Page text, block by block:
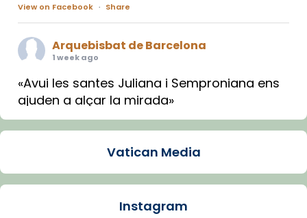
View on Facebook · Share
Arquebisbat de Barcelona
1 week ago
«Avui les santes Juliana i Semproniana ens
ajuden a alçar la mirada»
Mons. Sergi Gordo, bisbe de Tortosa, ha
Santes de Mataró.
🔗tinyurl.com/cvu5jmbk
Vatican Media
Instagram